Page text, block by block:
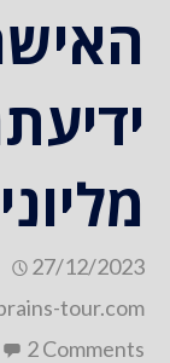
27/12/2023
tour.com
2 Comments